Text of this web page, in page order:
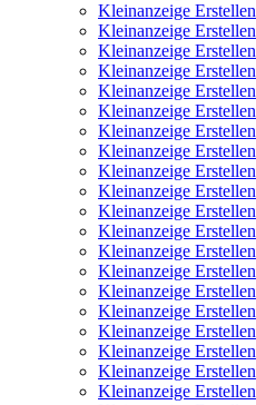
Kleinanzeige Erstellen
Kleinanzeige Erstellen
Kleinanzeige Erstellen
Kleinanzeige Erstellen
Kleinanzeige Erstellen
Kleinanzeige Erstellen
Kleinanzeige Erstellen
Kleinanzeige Erstellen
Kleinanzeige Erstellen
Kleinanzeige Erstellen
Kleinanzeige Erstellen
Kleinanzeige Erstellen
Kleinanzeige Erstellen
Kleinanzeige Erstellen
Kleinanzeige Erstellen
Kleinanzeige Erstellen
Kleinanzeige Erstellen
Kleinanzeige Erstellen
Kleinanzeige Erstellen
Kleinanzeige Erstellen